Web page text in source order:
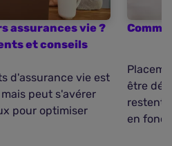
assurances vie ?
et conseils
d'assurance vie est
peut s'avérer
pour optimiser
être
restent
en